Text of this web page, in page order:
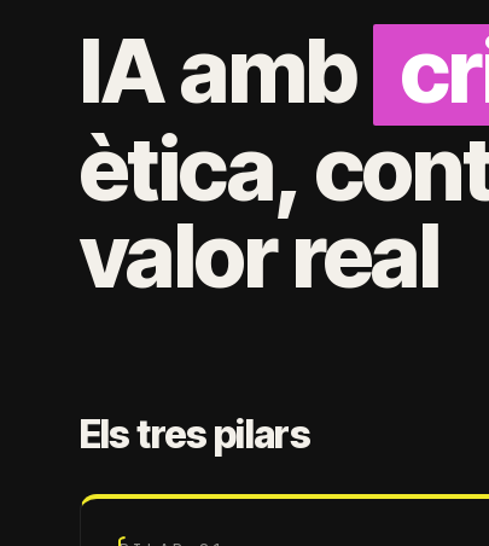
IA amb
ètica,
valor real
Els tres pilars